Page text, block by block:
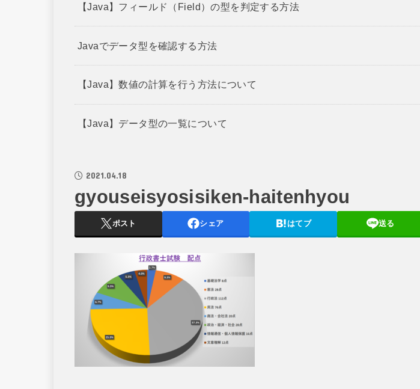
【Java】フィールド（Field）の型を判定する方法
Javaでデータ型を確認する方法
【Java】数値の計算を行う方法について
【Java】データ型の一覧について
2021.04.18
gyouseisyosisiken-haitenhyou
ポスト シェア はてブ 送る